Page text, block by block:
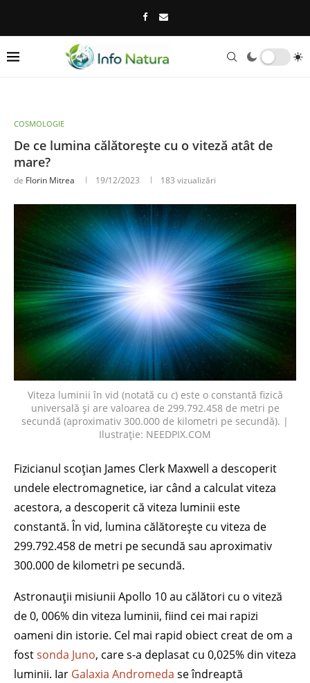
COSMOLOGIE
De ce lumina călătorește cu o viteză atât de
mare?
de Florin Mitrea 19/12/2023 183 vizualizări
Viteza luminii în vid (notată cu c) este o constantă fizică
universală și are valoarea de 299.792.458 de metri pe
secundă (aproximativ 300.000 de kilometri pe secundă). |
Ilustrație: NEEDPIX.COM
Fizicianul scoțian James Clerk Maxwell a descoperit
undele electromagnetice, iar când a calculat viteza
acestora, a descoperit că viteza luminii este
constantă. În vid, lumina călătorește cu viteza de
299.792.458 de metri pe secundă sau aproximativ
300.000 de kilometri pe secundă.
Astronauții misiunii Apollo 10 au călători cu o viteză
de 0, 006% din viteza luminii, fiind cei mai rapizi
oameni din istorie. Cel mai rapid obiect creat de om a
fostsonda Juno, care s-a deplasat cu 0,025% din viteza
luminii. Iar Galaxia Andromeda se îndreaptă